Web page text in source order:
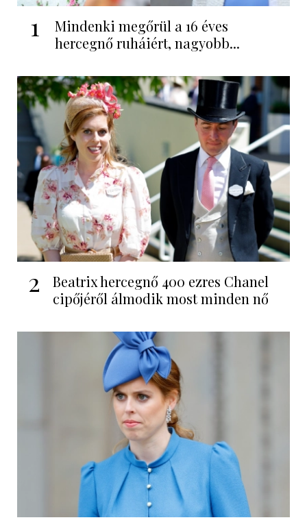
1
Mindenki megőrül a 16 éves
hercegnő ruháiért, nagyobb...
2
Beatrix hercegnő 400 ezres Chanel
cipőjéről álmodik most minden nő